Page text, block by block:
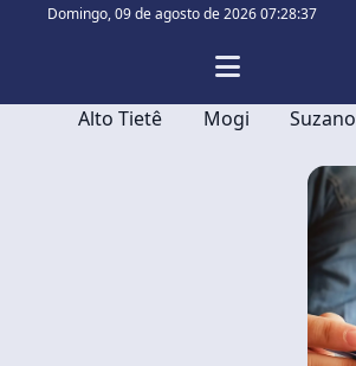
Domingo,09 de agosto de 2026 07:28:37
Alto Tietê Mogi Suzano